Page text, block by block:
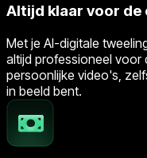
Altijd klaar voor de
Met je AI-digitale
altijd professioneel voor
persoonlijke video's,
in beeld bent.